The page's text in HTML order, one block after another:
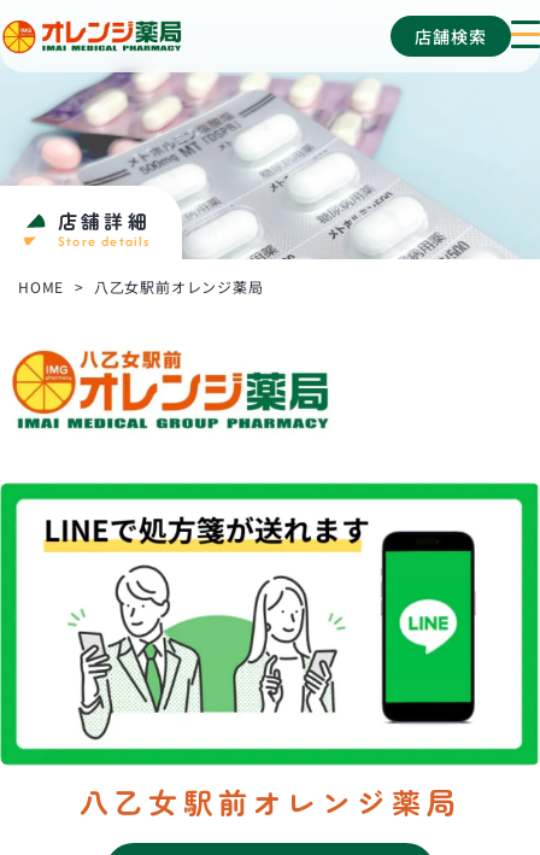
い
メ
デ
ー
プ
オ
ン
店舗検索
メ
ニ
店舗詳細
Store details
HOME 八乙女駅前オレンジ薬局
八乙女駅前オレンジ薬局